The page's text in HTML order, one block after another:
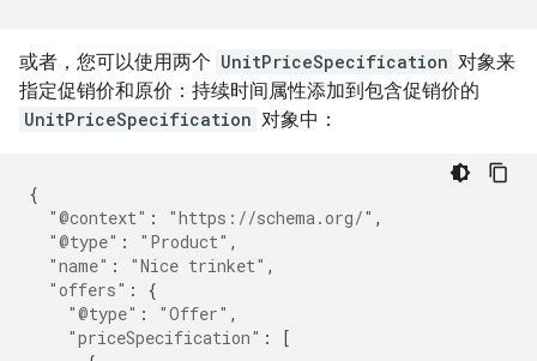
或者，您可以使用两个 UnitPriceSpecification 对象来
指定促销价和原价：持续时间属性添加到包含促销价的
UnitPriceSpecification 对象中：
{
"@context" : "https://schema.org/" ,
"@type" : "Product" ,
"name" : "Nice trinket" ,
"offers" :
{
"@type" : "Offer" ,
"priceSpecification" :
[